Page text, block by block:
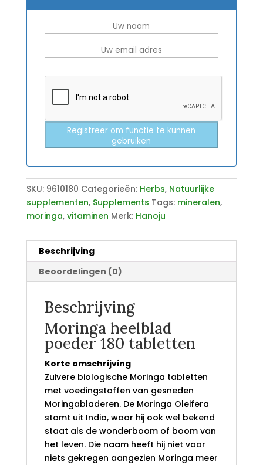
Registreer om functie te kunnen
gebruiken
SKU: 9610180 Categorieën: Herbs, Natuurlijke
supplementen, Supplements Tags: mineralen,
moringa, vitaminen Merk: Hanoju
Beschrijving
Beoordelingen (0)
Beschrijving
Moringa heelblad
poeder 180 tabletten
Korte omschrijving
Zuivere biologische Moringa tabletten
met voedingstoffen van gesneden
Moringabladeren. De Moringa Oleifera
stamt uit India, waar hij ook wel bekend
staat als de wonderboom of boom van
het leven. Die naam heeft hij niet voor
niets gekregen aangezien Moringa meer